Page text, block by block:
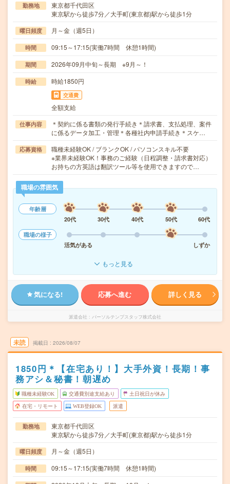
勤務地
東京都千代田区
東京駅から徒歩7分／大手町(東京都)駅から徒歩1分
曜日頻度 月～金（週5日）
時間 09:15～17:15(実働7時間 休憩1時間)
期間 2026年09月中旬～長期 ※9月～！
時給 時給1850円
交通費
全額支給
仕事内容
＊契約に係る書類の発行手続き＊請求書、支払処理、案件
に係るデータ加工・管理＊各種社内申請手続き＊スケ…
応募資格
職種未経験OK / ブランクOK / パソコンスキル不要
※業界未経験OK！事務のご経験（日程調整・請求書対応）
お持ちの方英語は翻訳ツール等を使用できますので…
職場の雰囲気
年齢層
20代
30代 40代 50代
60代
職場の様子
活気がある
しずか
もっと見る
気になる! 応募へ進む 詳しく見る
派遣会社 パーソルテンプスタッフ株式会社
未読 掲載日 2026/08/07
1850円＊【在宅あり！】大手外資！長期！事
務アシ＆秘書！朝遅め
職種未経験OK 交通費別途支給あり 土日祝日が休み
在宅・リモート WEB登録OK 派遣
勤務地
東京都千代田区
東京駅から徒歩7分／大手町(東京都)駅から徒歩1分
曜日頻度 月～金（週5日）
時間 09:15～17:15(実働7時間 休憩1時間)